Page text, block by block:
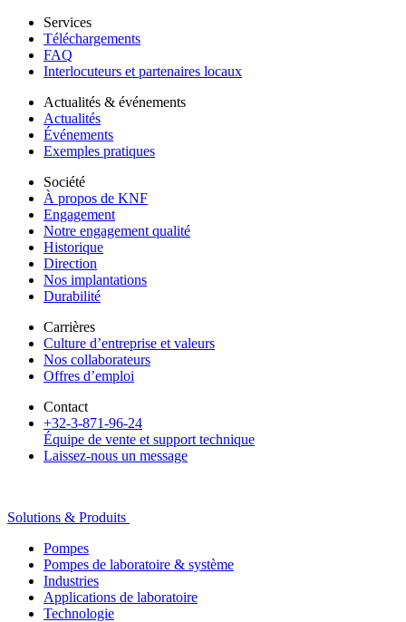
Services
Téléchargements
FAQ
Interlocuteurs et partenaires locaux
Actualités & événements
Actualités
Événements
Exemples pratiques
Société
À propos de KNF
Engagement
Notre engagement qualité
Historique
Direction
Nos implantations
Durabilité
Carrières
Culture d’entreprise et valeurs
Nos collaborateurs
Offres d’emploi
Contact
+32-3-871-96-24
Équipe de vente et support technique
Laissez-nous un message
Solutions & Produits
Pompes
Pompes de laboratoire & système
Industries
Applications de laboratoire
Technologie